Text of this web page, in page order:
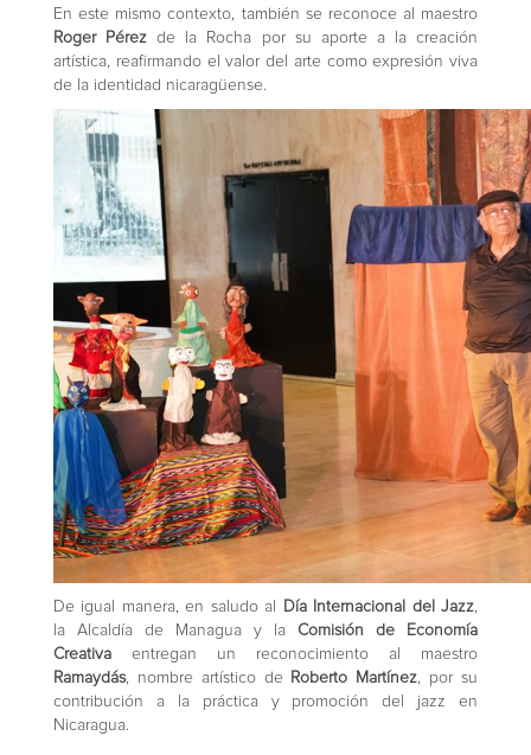
En este mismo contexto, también se reconoce al maestro
Roger Pérez de la Rocha por su aporte a la creación
artística, reafirmando el valor del arte como expresión viva
de la identidad nicaragüense.
De igual manera, en saludo al Día Internacional del Jazz,
la Alcaldía de Managua y la Comisión de Economía
Creativa entregan un reconocimiento al maestro
Ramaydás, nombre artístico de Roberto Martínez, por su
contribución a la práctica y promoción del jazz en
Nicaragua.